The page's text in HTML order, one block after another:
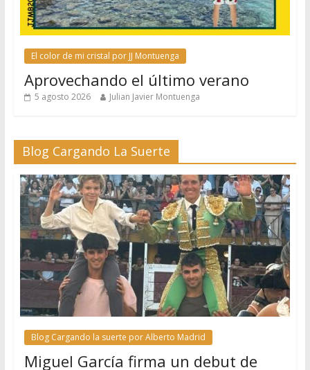
El color de mi cristal por JJ Montuenga
Aprovechando el último verano
5 agosto 2026 Julian Javier Montuenga
Blog Cargando La Suerte
Blog Cargando la suerte por Alberto Madrid
Miguel García firma un debut de